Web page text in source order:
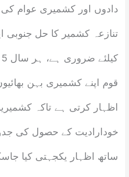
دادوں اور کشمیری عوام
تنازعہ کشمیر کا حل جنوبی
قوم اپنے کشمیری بہن
اظہار کرتی ہے تاکہ
خودارادیت کے حصول کی
ساتھ اظہار یکجہتی کیا